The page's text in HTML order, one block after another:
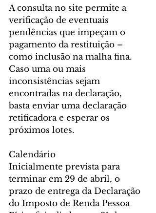
A consulta no site permite a
verificação de eventuais
pendências que impeçam o
pagamento da restituição –
como inclusão na malha fina.
Caso uma ou mais
inconsistências sejam
encontradas na declaração,
basta enviar uma declaração
retificadora e esperar os
próximos lotes.
Calendário
Inicialmente prevista para
terminar em 29 de abril, o
prazo de entrega da Declaração
do Imposto de Renda Pessoa